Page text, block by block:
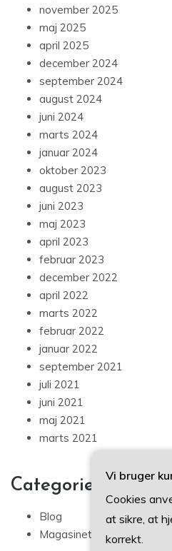
november 2025
maj 2025
april 2025
december 2024
september 2024
august 2024
juni 2024
marts 2024
januar 2024
oktober 2023
august 2023
juni 2023
maj 2023
april 2023
februar 2023
december 2022
april 2022
marts 2022
februar 2022
januar 2022
september 2021
juli 2021
juni 2021
maj 2021
marts 2021
Categories
Blog
Magasinet
Vi bruger
Cookies
at sikre, at
korrekt.